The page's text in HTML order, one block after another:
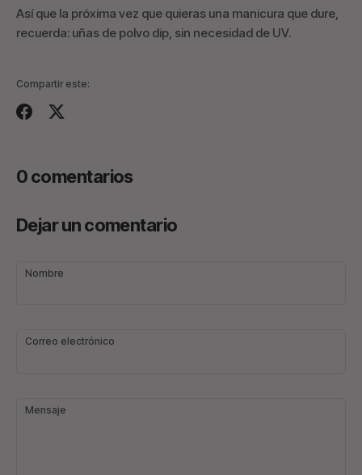
Así que la próxima vez que quieras una manicura que dure,
recuerda: uñas de polvo dip, sin necesidad de UV.
Compartir este:
0 comentarios
Dejar un comentario
Nombre
Correo electrónico
Mensaje